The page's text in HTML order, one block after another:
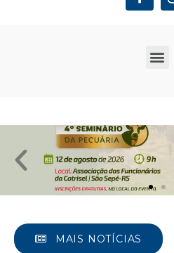
MAIS NOTÍCIAS